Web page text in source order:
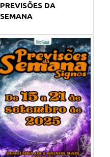
PREVISÕES DA
SEMANA